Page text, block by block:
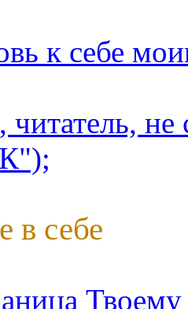
к себе
читатель,
в себе